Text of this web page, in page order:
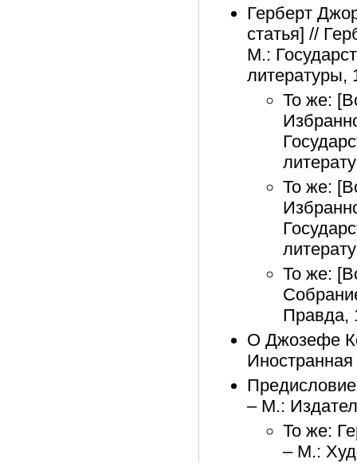
Герберт
статья] //
М.:
литературы,
То же:
То же:
То же:
Правда,
О Джозефе
– М.:
То же:
– М.: